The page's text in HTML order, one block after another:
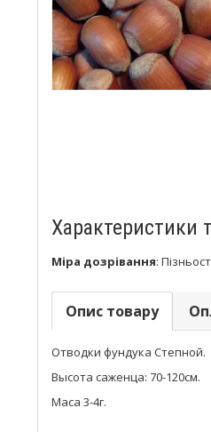
Характеристики
Міра дозрівання:
Опис товару
Отводки фундука Степной.
Высота саженца: 70-120см.
Маса 3-4г.